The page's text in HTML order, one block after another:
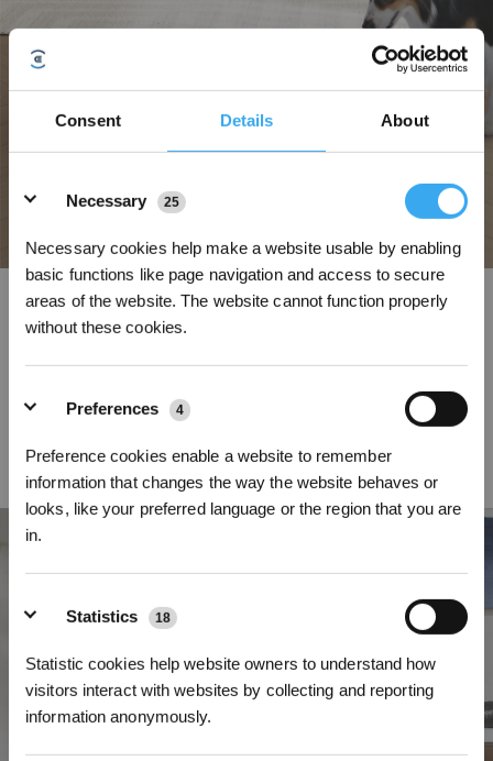
Consent Details About
Necessary
25
Necessary cookies help make a website usable by enabling
basic functions like page navigation and access to secure
areas of the website. The website cannot function properly
without these cookies.
Preferences 4
Preference cookies enable a website to remember
information that changes the way the website behaves or
looks, like your preferred language or the region that you are
in.
Statistics 18
Statistic cookies help website owners to understand how
visitors interact with websites by collecting and reporting
information anonymously.
Tecnologia anti-groviglio ZeroTangle 3.0
DEEBOT T50 PRO OMNI Gen3 è dotato della tecnologia ZeroTangle 3.0, con
pettine con denti a V per districarli in modo dinamico. La combinazione di
questi tre elementi riduce il tasso di grovigli fino allo 0%, rende la
pulizia.
Iscriviti per vincere